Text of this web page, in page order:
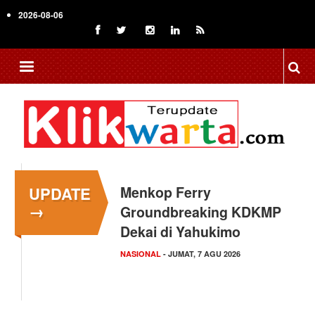
to
content
2026-08-06
UPDATE
→
Dosen Ilmu Komputer
UPER Kembangkan
Aplikasi Netrash,
Pengelolaan…